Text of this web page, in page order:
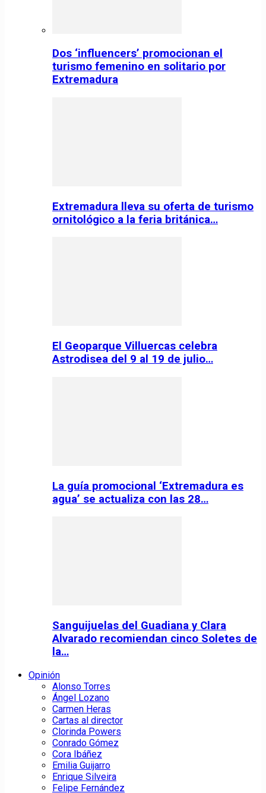
Dos ‘influencers’ promocionan el
turismo femenino en solitario por
Extremadura
Extremadura lleva su oferta de turismo
ornitológico a la feria británica…
El Geoparque Villuercas celebra
Astrodisea del 9 al 19 de julio…
La guía promocional ‘Extremadura es
agua’ se actualiza con las 28…
Sanguijuelas del Guadiana y Clara
Alvarado recomiendan cinco Soletes de
la…
Opinión
Alonso Torres
Ángel Lozano
Carmen Heras
Cartas al director
Clorinda Powers
Conrado Gómez
Cora Ibáñez
Emilia Guijarro
Enrique Silveira
Felipe Fernández